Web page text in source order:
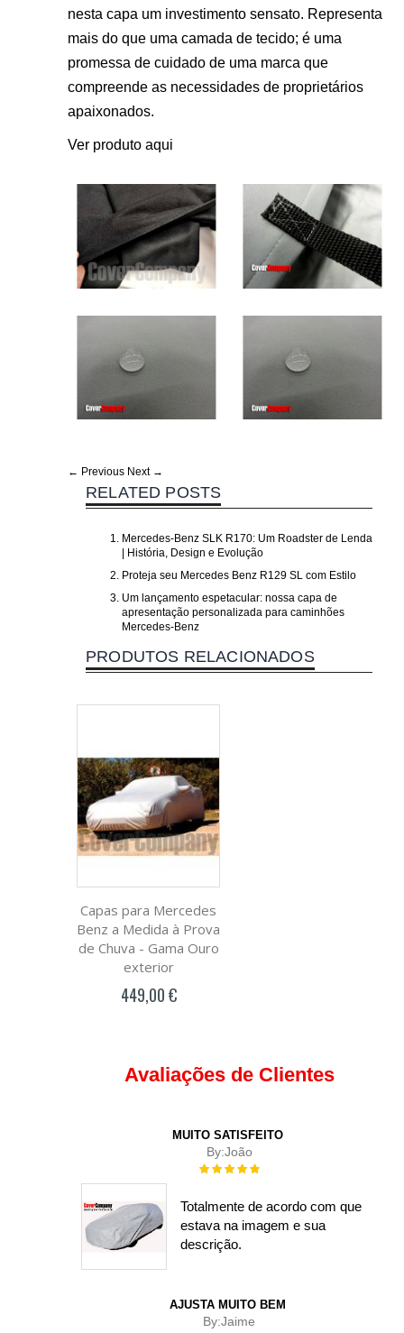
nesta capa um investimento sensato. Representa
mais do que uma camada de tecido; é uma
promessa de cuidado de uma marca que
compreende as necessidades de proprietários
apaixonados.
Ver produto aqui
← Previous Next →
RELATED POSTS
Mercedes-Benz SLK R170: Um Roadster de Lenda
| História, Design e Evolução
Proteja seu Mercedes Benz R129 SL com Estilo
Um lançamento espetacular: nossa capa de
apresentação personalizada para caminhões
Mercedes-Benz
PRODUTOS RELACIONADOS
Capas para Mercedes
Benz a Medida à Prova
de Chuva - Gama Ouro
exterior
449,00 €
Avaliações de Clientes
MUITO SATISFEITO
By:João
Rating:
Totalmente de acordo com que
estava na imagem e sua
descrição.
AJUSTA MUITO BEM
By:Jaime